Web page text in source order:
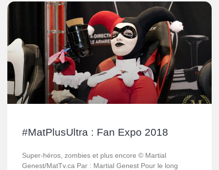
#MatPlusUltra : Fan Expo 2018
Super-héros, zombies et plus encore © Martial
Genest/MatTv.ca Par : Martial Genest Pour le long